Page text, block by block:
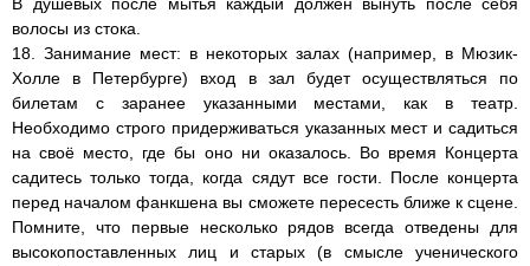
волосы из стока.
18. Занимание мест: в некоторых залах (например, в Мюзик-
Холле в Петербурге) вход в зал будет осуществляться по
билетам с заранее указанными местами, как в театр.
Необходимо строго придерживаться указанных мест и садиться
на своё место, где бы оно ни оказалось. Во время Концерта
садитесь только тогда, когда сядут все гости. После концерта
перед началом фанкшена вы сможете пересесть ближе к сцене.
Помните, что первые несколько рядов всегда отведены для
высокопоставленных лиц и старых (в смысле ученического